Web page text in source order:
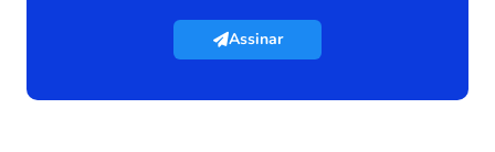
Assinar